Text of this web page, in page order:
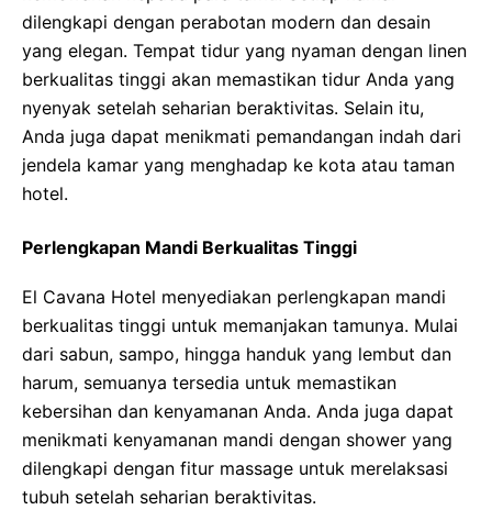
dilengkapi dengan perabotan modern dan desain
yang elegan. Tempat tidur yang nyaman dengan linen
berkualitas tinggi akan memastikan tidur Anda yang
nyenyak setelah seharian beraktivitas. Selain itu,
Anda juga dapat menikmati pemandangan indah dari
jendela kamar yang menghadap ke kota atau taman
hotel.
Perlengkapan Mandi Berkualitas Tinggi
El Cavana Hotel menyediakan perlengkapan mandi
berkualitas tinggi untuk memanjakan tamunya. Mulai
dari sabun, sampo, hingga handuk yang lembut dan
harum, semuanya tersedia untuk memastikan
kebersihan dan kenyamanan Anda. Anda juga dapat
menikmati kenyamanan mandi dengan shower yang
dilengkapi dengan fitur massage untuk merelaksasi
tubuh setelah seharian beraktivitas.